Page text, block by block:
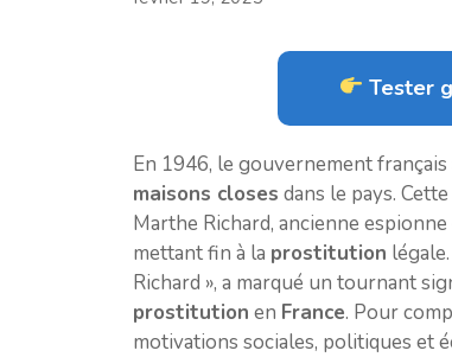
Tester
En 1946, le gouvernement
maisons closes dans le pays.
Marthe Richard, ancienne
mettant fin à la prostitution
Richard », a marqué un tournant
prostitution en France. Pour
motivations sociales, politiques et